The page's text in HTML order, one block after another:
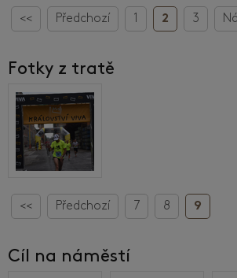
<< Předchozí 1 2 3
Fotky z tratě
<< Předchozí 7 8 9
Cíl na náměstí